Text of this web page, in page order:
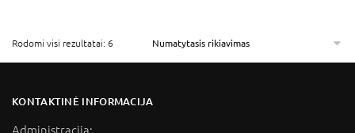
Rodomi visi rezultatai: 6
KONTAKTINĖ INFORMACIJA
Administracija: